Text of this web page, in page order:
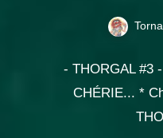
- THORGAL #3
CHÉRIE... *